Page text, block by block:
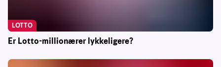
Er Lotto-millionærer lykkeligere?
LOTTO